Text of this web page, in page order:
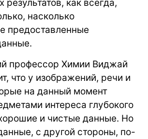
результатов, как всегда,
насколько
предоставленные
профессор Химии Виджай
что у изображений, речи и
на данный момент
интереса глубокого
и чистые данные. Но
с другой стороны, по-